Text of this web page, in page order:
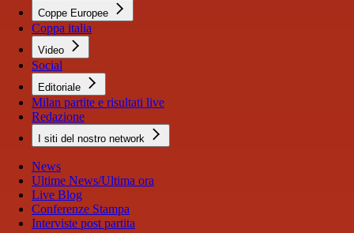
Coppe Europee
Coppa italia
Video
Social
Editoriale
Milan partite e risultati live
Redazione
I siti del nostro network
News
Ultime News/Ultima ora
Live Blog
Conferenze Stampa
Interviste post partita